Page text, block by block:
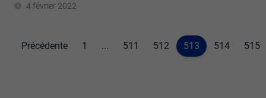
4 février 2022
Précédente 1 ... 511 512 513 514 515